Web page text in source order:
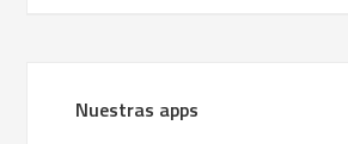
Nuestras apps